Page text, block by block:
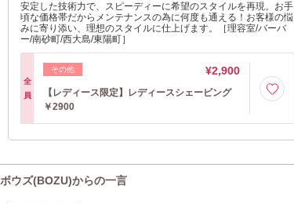
安定した技術力で、スピーディーに希望のスタイルを再現。お手
頃な価格帯だからメンテナンスの為に何度も通える！お客様の悩
みに寄り添い、理想のスタイルに仕上げます。［理容室/バーバ
ー/南砂町/西大島/東陽町］
全
員
その他 ¥2,900
【レディース限定】レディースシェービング
￥2900
ボウズ(BOZU)からの一言